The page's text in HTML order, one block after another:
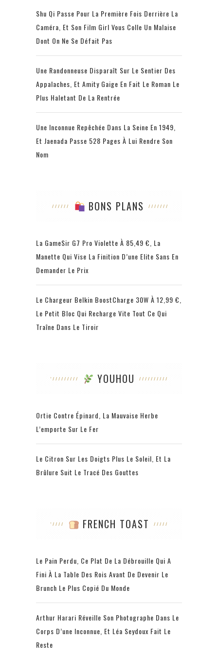
Shu Qi Passe Pour La Première Fois Derrière La
Caméra, Et Son Film Girl Vous Colle Un Malaise
Dont On Ne Se Défait Pas
Une Randonneuse Disparaît Sur Le Sentier Des
Appalaches, Et Amity Gaige En Fait Le Roman Le
Plus Haletant De La Rentrée
Une Inconnue Repêchée Dans La Seine En 1949,
Et Jaenada Passe 528 Pages À Lui Rendre Son
Nom
BONS PLANS
La GameSir G7 Pro Violette À 85,49 €, La
Manette Qui Vise La Finition D’une Elite Sans En
Demander Le Prix
Le Chargeur Belkin BoostCharge 30W À 12,99 €,
Le Petit Bloc Qui Recharge Vite Tout Ce Qui
Traîne Dans Le Tiroir
YOUHOU
Ortie Contre Épinard, La Mauvaise Herbe
L’emporte Sur Le Fer
Le Citron Sur Les Doigts Plus Le Soleil, Et La
Brûlure Suit Le Tracé Des Gouttes
FRENCH TOAST
Le Pain Perdu, Ce Plat De La Débrouille Qui A
Fini À La Table Des Rois Avant De Devenir Le
Brunch Le Plus Copié Du Monde
Arthur Harari Réveille Son Photographe Dans Le
Corps D’une Inconnue, Et Léa Seydoux Fait Le
Reste